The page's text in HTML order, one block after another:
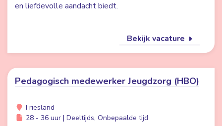
en liefdevolle aandacht biedt.
Bekijk vacature
Pedagogisch medewerker Jeugdzorg (HBO)
Friesland
28 - 36 uur | Deeltijds, Onbepaalde tijd